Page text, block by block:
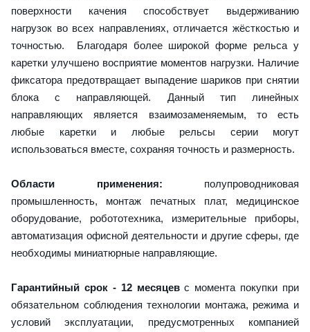
поверхности качения способствует выдерживанию
нагрузок во всех направлениях, отличается жёсткостью и
точностью. Благодаря более широкой форме рельса у
каретки улучшено восприятие моментов нагрузки. Наличие
фиксатора предотвращает выпадение шариков при снятии
блока с направляющей. Данный тип линейных
направляющих является взаимозаменяемым, то есть
любые каретки и любые рельсы серии могут
использоваться вместе, сохраняя точность и размерность.
Области применения: полупроводниковая
промышленность, монтаж печатных плат, медицинское
оборудование, робототехника, измерительные приборы,
автоматизация офисной деятельности и другие сферы, где
необходимы миниатюрные направляющие.
Гарантийный срок - 12 месяцевс момента покупки при
обязательном соблюдения технологии монтажа, режима и
условий эксплуатации, предусмотренных компанией